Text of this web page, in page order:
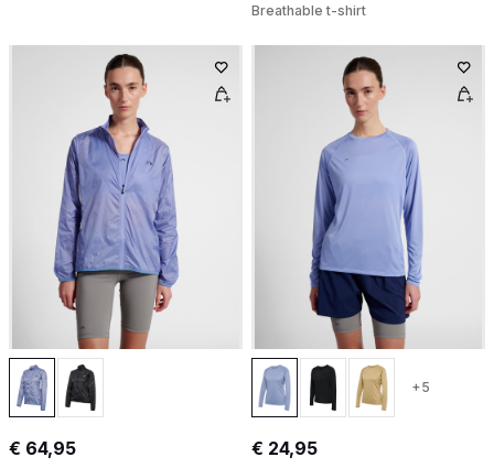
Breathable t-shirt
€ 64,95
+5
€ 24,95